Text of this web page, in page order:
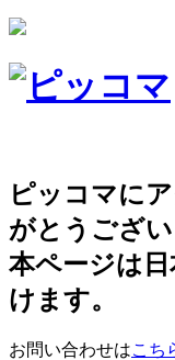
ピッコマに
がとうござい
本ページは
けます。
お問い合わせはこち